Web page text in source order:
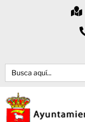
Buscar: